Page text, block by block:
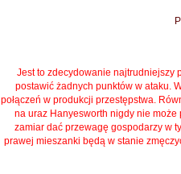
Jest to zdecydowanie najtrudniejszy
postawić żadnych punktów w ataku.
połączeń w produkcji przestępstwa.
na uraz Hanyesworth nigdy nie
zamiar dać przewagę gospodarzy w
prawej mieszanki będą w stanie